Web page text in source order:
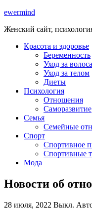
ewermind
Женский сайт,
Красота и здоровье
Беременность
Уход за
Уход за телом
Диеты
Психология
Отношения
Саморазвитие
Семья
Семейные
Спорт
Спортивное
Спортивные
Мода
Новости об
28 июля, 2022 Выкл.